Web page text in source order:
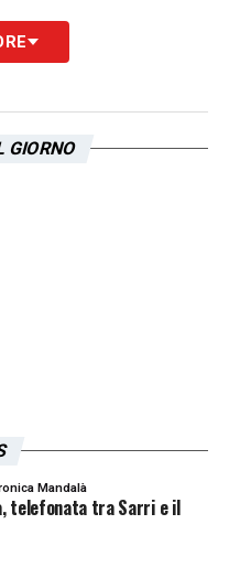
GIORNO
Mandalà
telefonata tra Sarri e il